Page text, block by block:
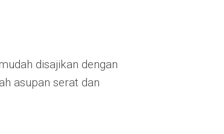
disajikan dengan
asupan serat dan